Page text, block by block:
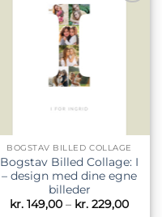
BOGSTAV BILLED COLLAGE
Bogstav Billed Collage: I
– design med dine egne
billeder
kr. 149,00 – kr. 229,00